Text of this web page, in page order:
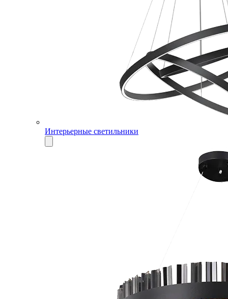
Интерьерные светильники